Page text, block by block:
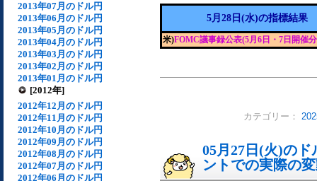
2013年07月のドル円
2013年06月のドル円
2013年05月のドル円
2013年04月のドル円
2013年03月のドル円
2013年02月のドル円
2013年01月のドル円
[2012年]
2012年12月のドル円
2012年11月のドル円
2012年10月のドル円
2012年09月のドル円
2012年08月のドル円
2012年07月のドル円
2012年06月のドル円
5月28日(水)の指標結果
米)FOMC議事録公表(5月6日・7日開催
カテゴリー：
05月27日(火)の
ントでの実際の